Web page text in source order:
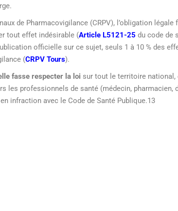
de Pharmacovigilance (CRPV), l’obligation légale
tout effet indésirable (Article L5121-25 du code de
officielle sur ce sujet, seuls 1 à 10 % des
(CRPV Tours).
fasse respecter la loi sur tout le territoire
les professionnels de santé (médecin, pharmacien,
infraction avec le Code de Santé Publique.13